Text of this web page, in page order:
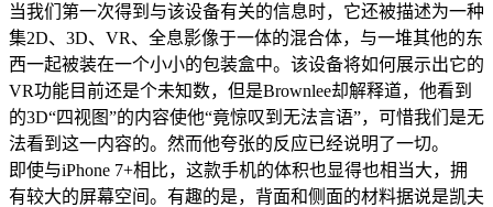
当我们第一次得到与该设备有关的信息时，它还被描述为一种
集2D、3D、VR、全息影像于一体的混合体，与一堆其他的东
西一起被装在一个小小的包装盒中。该设备将如何展示出它的
VR功能目前还是个未知数，但是Brownlee却解释道，他看到
的3D“四视图”的内容使他“竟惊叹到无法言语”，可惜我们是无
法看到这一内容的。然而他夸张的反应已经说明了一切。
即使与iPhone 7+相比，这款手机的体积也显得也相当大，拥
有较大的屏幕空间。有趣的是，背面和侧面的材料据说是凯夫